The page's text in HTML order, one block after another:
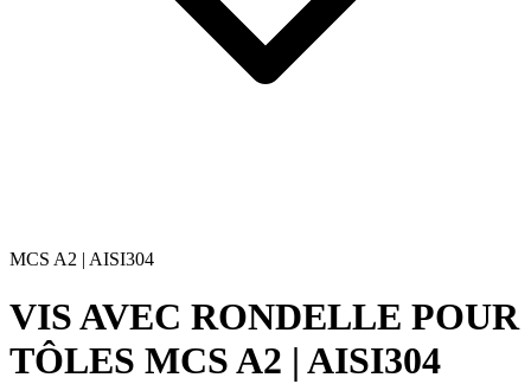
MCS A2 | AISI304
VIS AVEC RONDELLE POUR
TÔLES MCS A2 | AISI304